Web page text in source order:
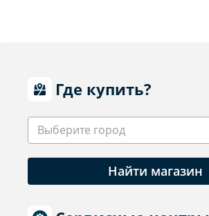
Где купить?
Выберите город
Найти магазин